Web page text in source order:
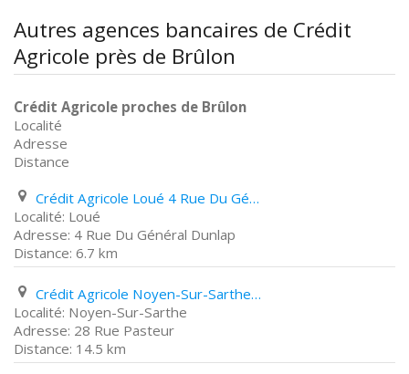
Autres agences bancaires de Crédit
Agricole près de Brûlon
Crédit Agricole proches de Brûlon
Localité
Adresse
Distance
Crédit Agricole Loué 4 Rue Du Général Dunlap
Loué
4 Rue Du Général Dunlap
6.7 km
Crédit Agricole Noyen-Sur-Sarthe 28 Rue Pasteur
Noyen-Sur-Sarthe
28 Rue Pasteur
14.5 km